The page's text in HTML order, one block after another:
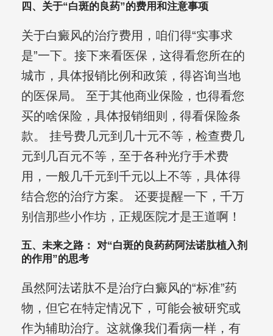
四、关于“白斑的良药”的费用和注意事项
关于白癜风的治疗费用，咱们得“实事求
是”一下。接下来看医保，这得看您所在的
城市，具体报销比例和政策，得咨询当地
的医保局。 至于其他商业保险，也得看您
买的啥保险，具体报销细则，得看保险条
款。 挂号费几元到几十元不等，检查费几
元到几百元不等，至于各种光疗手术费
用，一般几千元到千元以上不等，具体得
结合您的治疗方案。 还要提醒一下，千万
别信那些小作坊，正规医院才是王道啊！
五、未来之路： 对“白斑的良药药阿法诺肽植入剂
的作用”的思考
虽然阿法诺肽不是治疗白癜风的“标准”药
物，但它在特定情况下，可能会被研究或
作为辅助治疗。这就像我们看病一样，有